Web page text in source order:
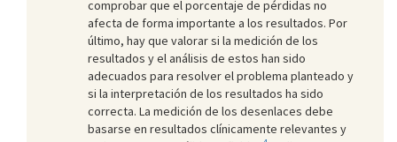
comprobar que el porcentaje de pérdidas no
afecta de forma importante a los resultados. Por
último, hay que valorar si la medición de los
resultados y el análisis de estos han sido
adecuados para resolver el problema planteado y
si la interpretación de los resultados ha sido
correcta. La medición de los desenlaces debe
basarse en resultados clínicamente relevantes y